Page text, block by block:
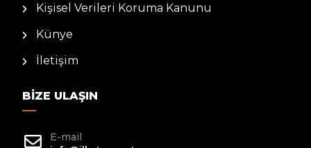
Kişisel Verileri Koruma Kanunu
Künye
İletişim
BIZE ULAŞIN
E-mail